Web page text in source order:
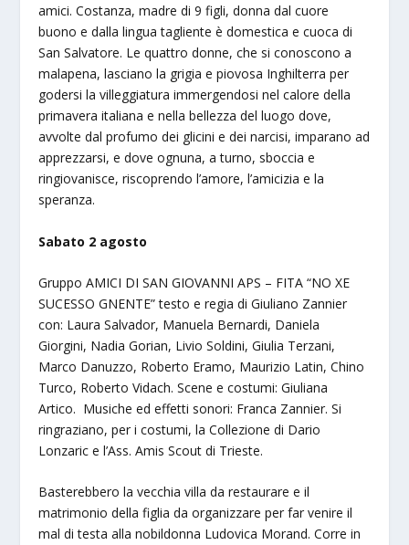
amici. Costanza, madre di 9 figli, donna dal cuore
buono e dalla lingua tagliente è domestica e cuoca di
San Salvatore. Le quattro donne, che si conoscono a
malapena, lasciano la grigia e piovosa Inghilterra per
godersi la villeggiatura immergendosi nel calore della
primavera italiana e nella bellezza del luogo dove,
avvolte dal profumo dei glicini e dei narcisi, imparano ad
apprezzarsi, e dove ognuna, a turno, sboccia e
ringiovanisce, riscoprendo l’amore, l’amicizia e la
speranza.
Sabato 2 agosto
Gruppo AMICI DI SAN GIOVANNI APS – FITA “NO XE
SUCESSO GNENTE” testo e regia di Giuliano Zannier
con: Laura Salvador, Manuela Bernardi, Daniela
Giorgini, Nadia Gorian, Livio Soldini, Giulia Terzani,
Marco Danuzzo, Roberto Eramo, Maurizio Latin, Chino
Turco, Roberto Vidach. Scene e costumi: Giuliana
Artico. Musiche ed effetti sonori: Franca Zannier. Si
ringraziano, per i costumi, la Collezione di Dario
Lonzaric e l’Ass. Amis Scout di Trieste.
Basterebbero la vecchia villa da restaurare e il
matrimonio della figlia da organizzare per far venire il
mal di testa alla nobildonna Ludovica Morand. Corre in